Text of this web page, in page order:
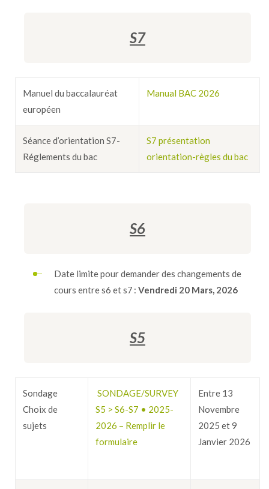
S7
Manuel du baccalauréat
européen
Manual BAC 2026
Séance d’orientation S7-
Réglements du bac
S7 présentation
orientation-règles du bac
S6
Date limite pour demander des changements de
cours entre s6 et s7 : Vendredi 20 Mars, 2026
S5
Sondage
Choix de
sujets
SONDAGE/SURVEY
S5 > S6-S7 • 2025-
2026 – Remplir le
formulaire
Entre 13
Novembre
2025 et 9
Janvier 2026